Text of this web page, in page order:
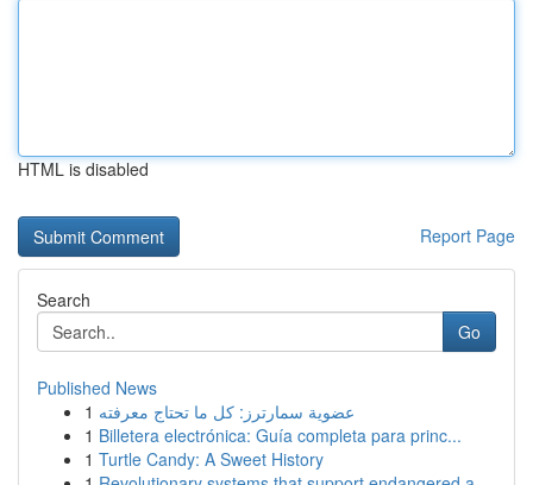
HTML is disabled
Report Page
Search
Go
Published News
1 عضوية سمارترز: كل ما تحتاج معرفته
1 Billetera electrónica: Guía completa para princ...
1 Turtle Candy: A Sweet History